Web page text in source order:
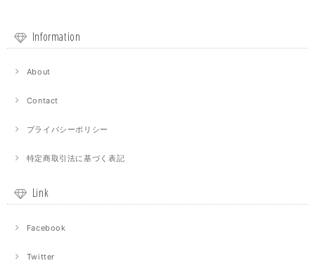
Information
About
Contact
プライバシーポリシー
特定商取引法に基づく表記
Link
Facebook
Twitter